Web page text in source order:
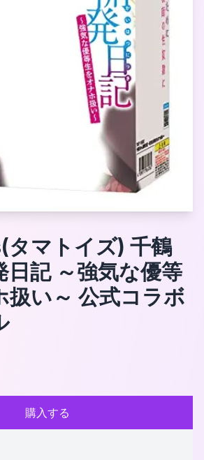
マトイズ) 千鶴
日記 ～強気な優等
扱い～ 公式コラボ
購入する